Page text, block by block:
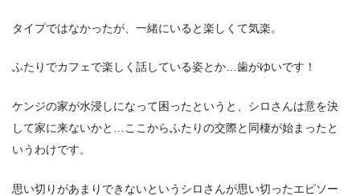
タイプではなかったが、一緒にいると楽しくて気楽。
ふたりでカフェで楽しく話している姿とか…歯がゆいです！
ケンジの家が水浸しになって困ったというと、シロさんは意を決
して家に来ないかと…ここからふたりの交際と同棲が始まったと
いうわけです。
思い切りがあまりできないというシロさんが思い切ったエピソー